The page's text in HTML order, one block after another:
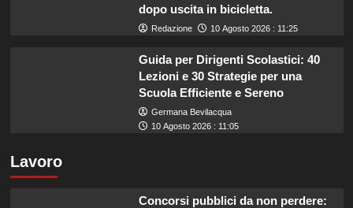
dopo uscita in bicicletta.
Redazione 10 Agosto 2026 : 11:25
Guida per Dirigenti Scolastici: 40
Lezioni e 30 Strategie per una
Scuola Efficiente e Sereno
Germana Bevilacqua
10 Agosto 2026 : 11:05
Lavoro
Concorsi pubblici da non perdere: